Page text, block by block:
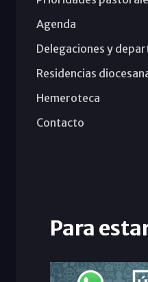
Agenda
Delegaciones y
Residencias
Hemeroteca
Contacto
Para